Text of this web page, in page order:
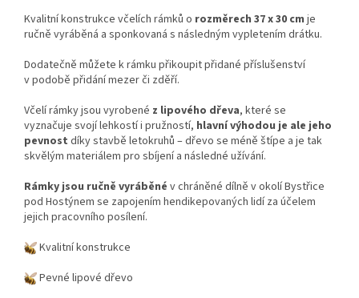
Kvalitní konstrukce včelích rámků o rozměrech 37 x 30 cm je
ručně vyráběná a sponkovaná s následným vypletením drátku.
Dodatečně můžete k rámku přikoupit přidané příslušenství
v podobě přidání mezer či zděří.
Včelí rámky jsou vyrobené z lipového dřeva, které se
vyznačuje svojí lehkostí i pružností, hlavní výhodou je ale jeho
pevnost díky stavbě letokruhů – dřevo se méně štípe a je tak
skvělým materiálem pro sbíjení a následné užívání.
Rámky jsou ručně vyráběné v chráněné dílně v okolí Bystřice
pod Hostýnem se zapojením hendikepovaných lidí za účelem
jejich pracovního posílení.
Kvalitní konstrukce
Pevné lipové dřevo